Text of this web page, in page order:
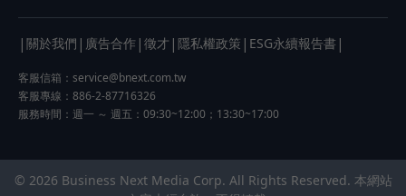
| 關於我們 | 廣告合作 | 徵才 | 隱私權政策 | ESG永續報告書 |
客服信箱： service@bnext.com.tw
客服專線：886-2-87716326
服務時間：週一 ～ 週五：09:30~12:00；13:30~17:00
© 2026 Business Next Media Corp. All Rights Reserved. 本網站